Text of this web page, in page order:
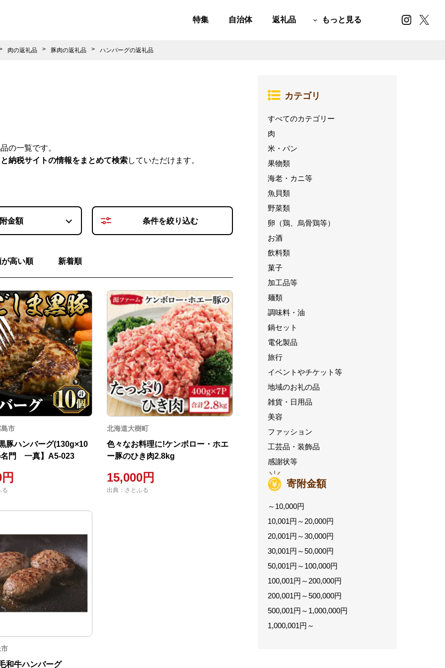
特集 自治体 返礼品 もっと見る
肉の返礼品 豚肉の返礼品 ハンバーグの返礼品
の一覧です。
納税サイトの情報をまとめて検索していただけます。
金額 条件を絞り込む
高い順 新着順
市
豚ハンバーグ(130g×10
名門 一真】A5-023
る
北海道大樹町
色々なお料理に!ケンボロー・ホエ
ー豚のひき肉2.8kg
15,000円
出典：さとふる
和牛ハンバーグ
カテゴリ
すべてのカテゴリー
肉
米・パン
果物類
海老・カニ等
魚貝類
野菜類
卵（鶏、烏骨鶏等）
お酒
飲料類
菓子
加工品等
麺類
調味料・油
鍋セット
電化製品
旅行
イベントやチケット等
地域のお礼の品
雑貨・日用品
美容
ファッション
工芸品・装飾品
感謝状等
寄附金額
～10,000円
10,001円～20,000円
20,001円～30,000円
30,001円～50,000円
50,001円～100,000円
100,001円～200,000円
200,001円～500,000円
500,001円～1,000,000円
1,000,001円～